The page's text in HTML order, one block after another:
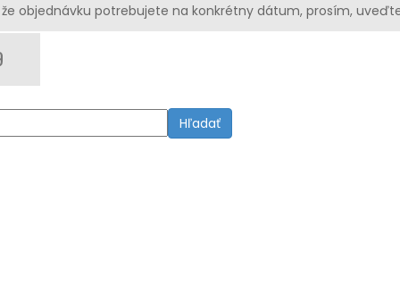
objednávku potrebujete na konkrétny dátum, prosím,
Hľadať